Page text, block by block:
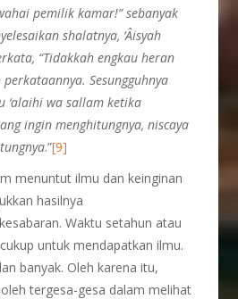
pemilik kamar!” sebanyak
shalatnya, ‘Âisyah
“Tidakkah engkau heran
Sesungguhnya
‘alaihi wa sallam ketika
ingin menghitungnya, niscaya
.”[9]
menuntut ilmu dan keinginan
hasilnya
Waktu setahun atau
untuk mendapatkan ilmu.
banyak. Oleh karena itu,
tergesa-gesa dalam melihat